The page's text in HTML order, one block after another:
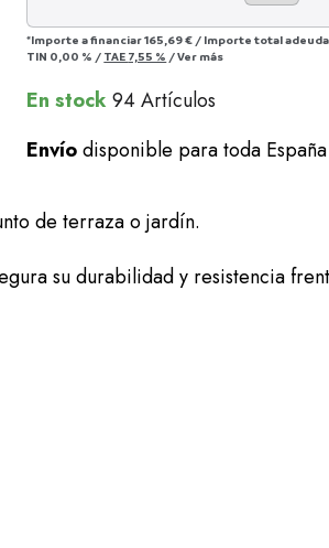
*Importe a financiar165,69 € / Importe total
TIN 0,00 % / TAE 7,55 % /Ver más
En stock 94 Artículos
Envío disponible para toda España
de terraza o jardín.
su durabilidad y resistencia